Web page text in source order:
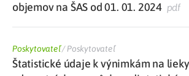
objemov na ŠAS od 01. 01. 2024 pdf
Poskytovateľ/Poskytovateľ
Štatistické údaje k výnimkám na